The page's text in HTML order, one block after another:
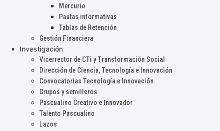
Mercurio
Pautas informativas
Tablas de Retención
Gestión Financiera
Investigación
Vicerrector de CTi y Transformación Social
Dirección de Ciencia, Tecnología e Innovación
Convocatorias Tecnología e Innovación
Grupos y semilleros
Pascualino Creativo e Innovador
Talento Pascualino
Lazos